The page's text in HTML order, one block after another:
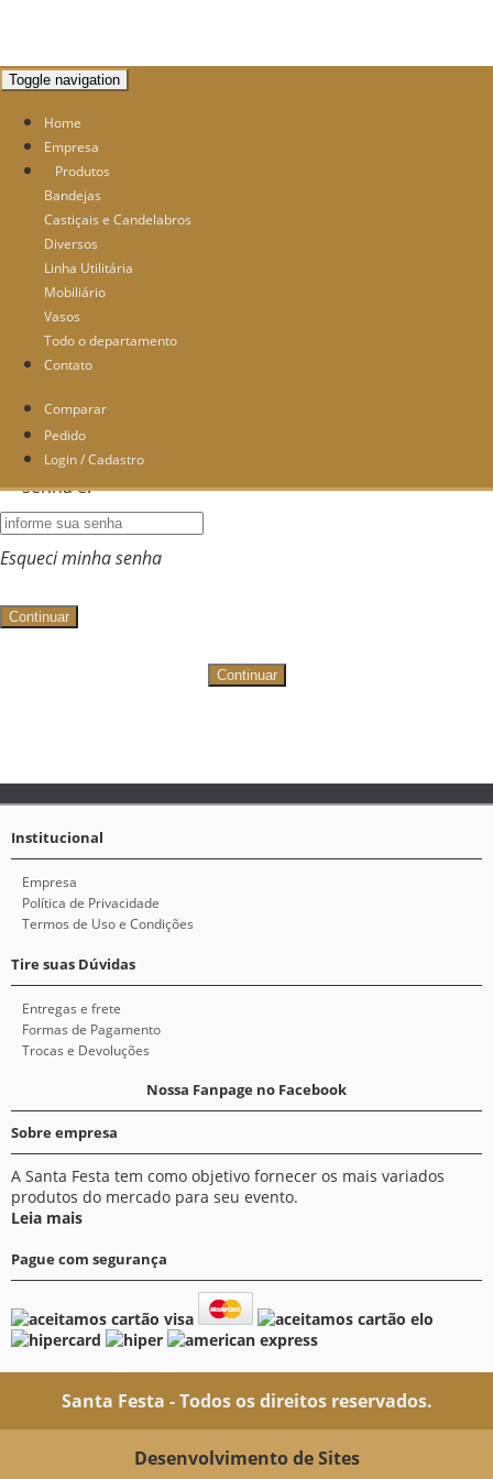
Toggle navigation
Home
Empresa
Produtos
Bandejas
Castiçais e Candelabros
Diversos
Linha Utilitária
Mobiliário
Vasos
Todo o departamento
Contato
Comparar
Pedido
Login / Cadastro
Login & Senha
Qual é seu e-mail?
Você já possui senha na Santa Festa?
Não, mas quero criar minha conta.
senha é:
Esqueci minha senha
Continuar
Continuar
Institucional
Empresa
Política de Privacidade
Termos de Uso e Condições
Tire suas Dúvidas
Entregas e frete
Formas de Pagamento
Trocas e Devoluções
Nossa Fanpage no Facebook
Sobre empresa
A Santa Festa tem como objetivo fornecer os mais variados
produtos do mercado para seu evento.
Leia mais
Pague com segurança
Santa Festa - Todos os direitos reservados.
Desenvolvimento de Sites